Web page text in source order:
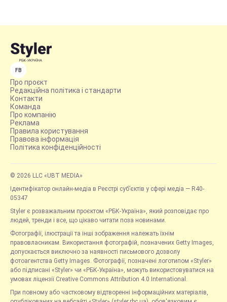
FB
Про проєкт
Редакційна політика і стандарти
Контакти
Команда
Про компанію
Реклама
Правила користування
Правова інформація
Політика конфіденційності
© 2026 LLC «UBT MEDIA»
Ідентифікатор онлайн-медіа в Реєстрі суб’єктів у сфері медіа — R40-
05347
Styler є розважальним проєктом «РБК-Україна», який розповідає про
людей, тренди і все, що цікаво читати поза новинами.
Фотографії, ілюстрації та інші зображення належать їхнім
правовласникам. Використання фотографій, позначених Getty Images,
допускається виключно за наявності письмового дозволу
фотоагентства Getty Images. Фотографії, позначені логотипом «Styler»
або підписані «Styler» чи «РБК-Україна», можуть використовуватися на
умовах ліцензії Creative Commons Attribution 4.0 International.
При повному або частковому відтворенні інформаційних матеріалів,